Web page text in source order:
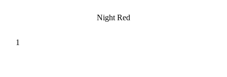
Night Red